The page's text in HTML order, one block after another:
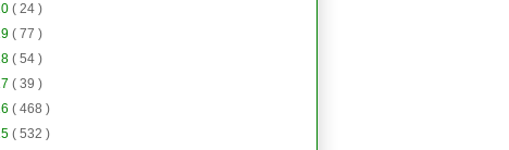
( 24 )
( 77 )
( 54 )
( 39 )
( 468 )
( 532 )